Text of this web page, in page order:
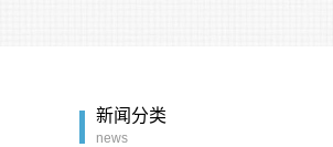
新闻分类
news